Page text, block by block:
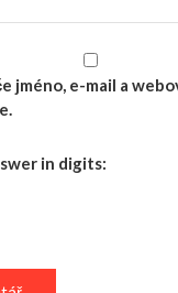
jméno, e-mail a
in digits: